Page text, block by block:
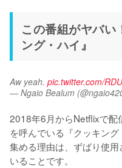
この番組がヤバい
ング・ハイ』
Aw yeah. pic.twitter.com/
— Ngaio Bealum
2018年6月からNetflixで配
を呼んでいる『クッキン
集める理由は、ずばり使
いることです。